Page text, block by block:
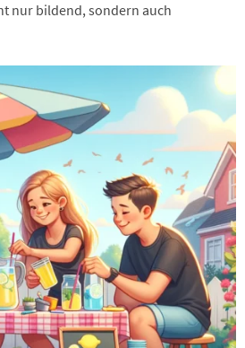
nur bildend, sondern auch